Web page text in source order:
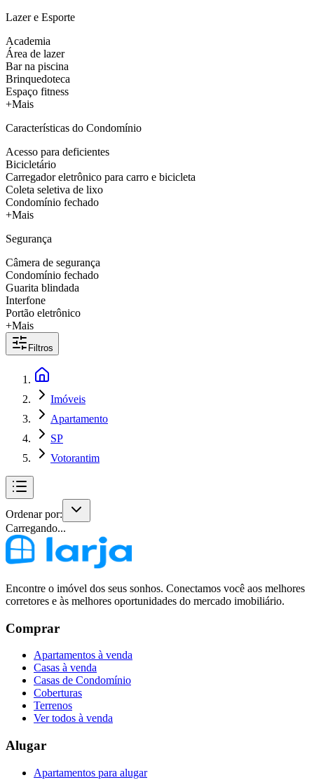
Lazer e Esporte
Academia
Área de lazer
Bar na piscina
Brinquedoteca
Espaço fitness
+Mais
Características do Condomínio
Acesso para deficientes
Bicicletário
Carregador eletrônico para carro e bicicleta
Coleta seletiva de lixo
Condomínio fechado
+Mais
Segurança
Câmera de segurança
Condomínio fechado
Guarita blindada
Interfone
Portão eletrônico
+Mais
Filtros
Imóveis
Apartamento
SP
Votorantim
Ordenar por:
Carregando...
Encontre o imóvel dos seus sonhos. Conectamos você aos melhores
corretores e às melhores oportunidades do mercado imobiliário.
Comprar
Apartamentos à venda
Casas à venda
Casas de Condomínio
Coberturas
Terrenos
Ver todos à venda
Alugar
Apartamentos para alugar